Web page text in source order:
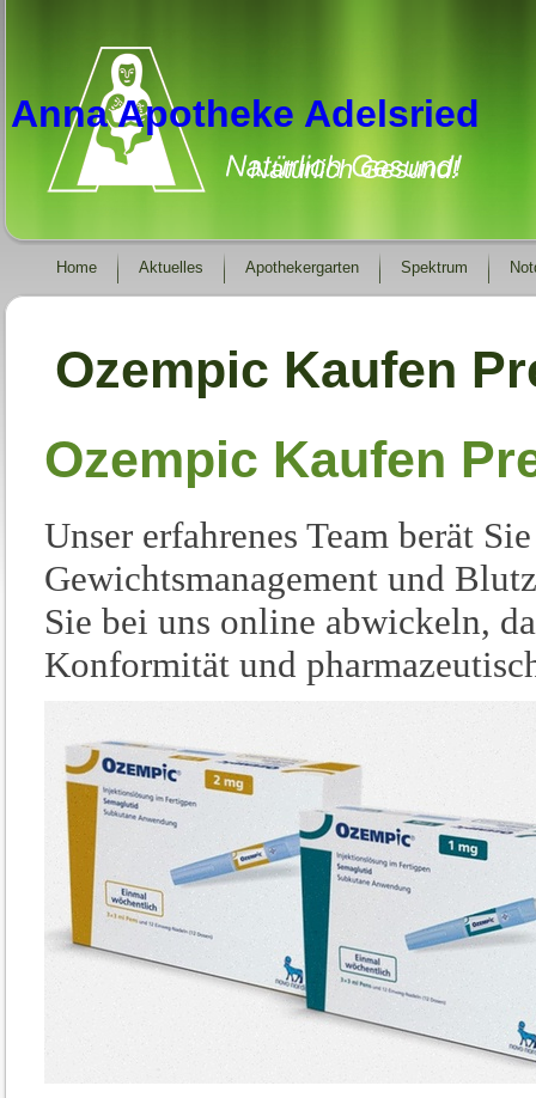
Anna Apotheke Adelsried
Natürlich Gesund!
Home Aktuelles Apothekergarten Spektrum
Ozempic Kaufen
Ozempic Kaufen
Unser erfahrenes Team berät
Gewichtsmanagement und
Sie bei uns online abwickeln,
Konformität und